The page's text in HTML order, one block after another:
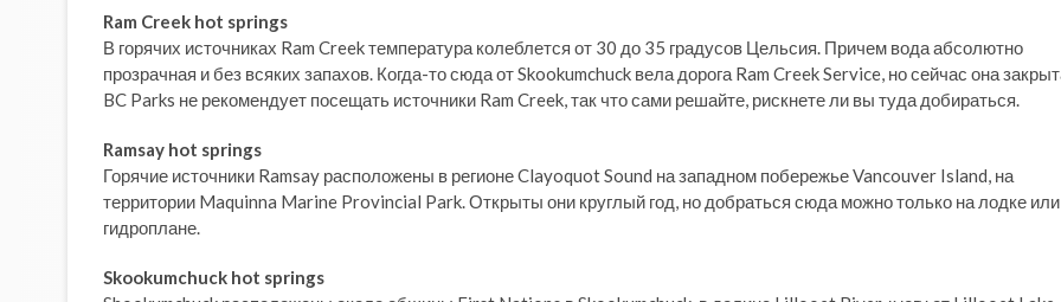
Ram Creek hot springs
В горячих источниках Ram Creek температура колеблется от 30 до 35 градусов Цельсия. Причем вода абсолютно
прозрачная и без всяких запахов. Когда-то сюда от Skookumchuck вела дорога Ram Creek Service, но сейчас она
BC Parks не рекомендует посещать источники Ram Creek, так что сами решайте, рискнете ли вы туда добираться.
Ramsay hot springs
Горячие источники Ramsay расположены в регионе Clayoquot Sound на западном побережье Vancouver Island, на
территории Maquinna Marine Provincial Park. Открыты они круглый год, но добраться сюда можно только на лодке или
гидроплане.
Skookumchuck hot springs